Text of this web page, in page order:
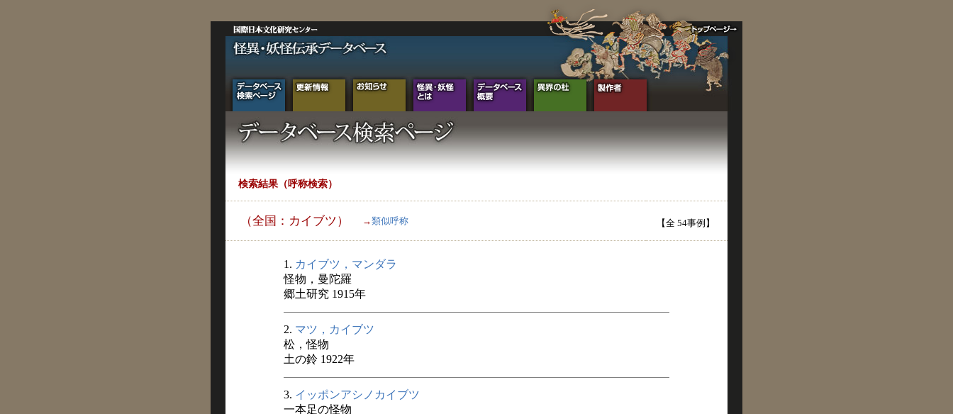
検索結果（呼称検索）
（全国：カイブツ） →類似呼称 【全 54事例】
1. カイブツ，マンダラ
怪物，曼陀羅
郷土研究 1915年
2. マツ，カイブツ
松，怪物
土の鈴 1922年
3. イッポンアシノカイブツ
一本足の怪物